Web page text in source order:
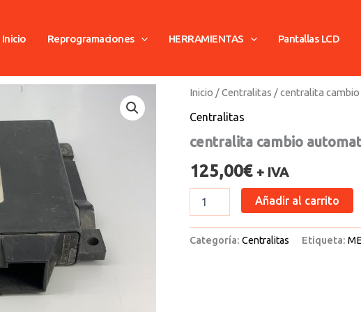
Inicio Reprogramaciones HERRAMIENTAS Pantallas LCD
Inicio /Centralitas / centralita
Centralitas
centralita cambio
125,00€ + IVA
centralita
automatico
cantidad
Añadir al carrito
Categoría: Centralitas Etiqueta: